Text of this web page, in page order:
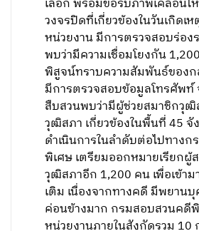
เลือก พร้อมขอรับภาพเคลื่อนไ
วงจรปิดที่เกี่ยวข้องในวันเกิดเ
หน่วยงาน มีการตรวจสอบร่อง
พบว่ามีความเชื่อมโยงกัน
พิสูจน์ทราบความสัมพันธ์ของ
มีการตรวจสอบข้อมูลโทรศัพท์
สืบสวนพบว่ามีผู้ช่วยสมาชิกวุฒิ
วุฒิสภา เกี่ยวข้องในพื้นที่ 45 จั
ดำเนินการในลำดับต่อไปทาง
พิเศษ เตรียมออกหมายเรียกผู้
วุฒิสภาอีก 1,200 คน เพื่อเข้าม
เติม เนื่องจากทางคดี มีพยาน
ค่อนข้างมาก กรมสอบสวนคดี
หน่วยงานภายในสังกัดรวม 10